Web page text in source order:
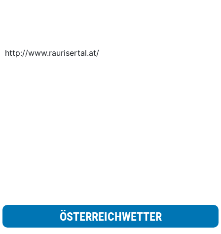
http://www.raurisertal.at/
ÖSTERREICHWETTER